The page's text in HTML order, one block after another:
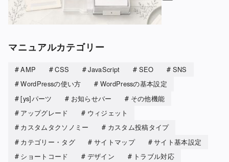
マニュアルカテゴリー
AMP CSS JavaScript SEO
SNS
WordPressの使い方
WordPressの基本設定
[ys]パーツ
お知らせバー
その他機能
アップグレード
ウィジェット
カスタムタクソノミー
カスタム投稿タイプ
カテゴリー・タグ
サイトマップ
サイト基本設定
ショートコード
デザイン
トラブル対応